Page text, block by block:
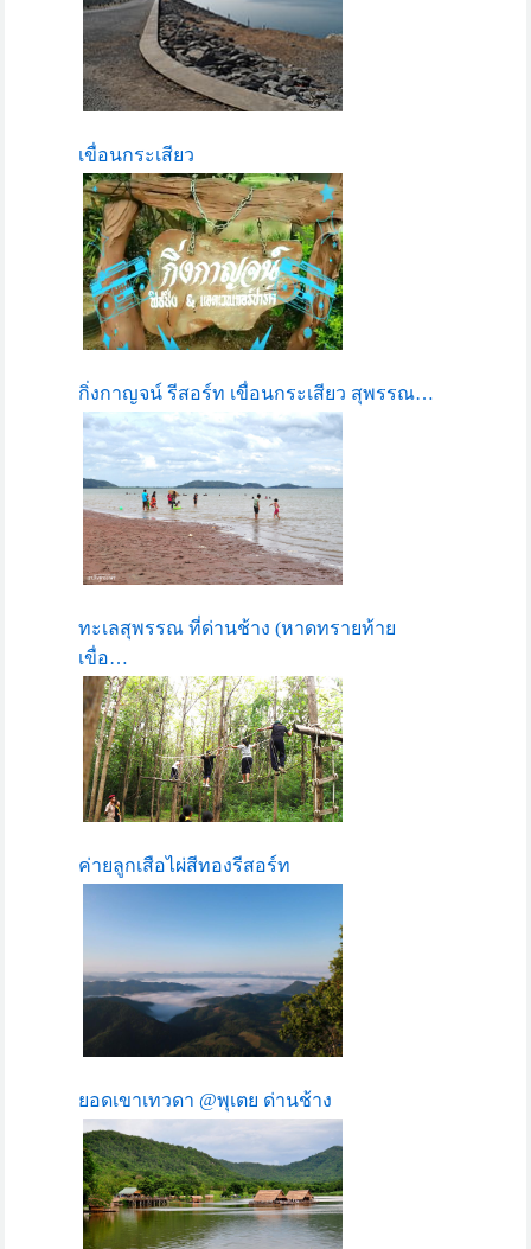
เขื่อนกระเสียว
กิ่งกาญจน์ รีสอร์ท เขื่อนกระเสียว สุพรรณ…
ทะเลสุพรรณ ที่ด่านช้าง (หาดทรายท้าย
เขื่อ…
ค่ายลูกเสือไผ่สีทองรีสอร์ท
ยอดเขาเทวดา @พุเตย ด่านช้าง